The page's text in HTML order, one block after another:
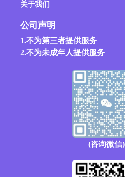
关于我们
公司声明
1.不为第三者提供服务
2.不为未成年人提供服务
(咨询微信)